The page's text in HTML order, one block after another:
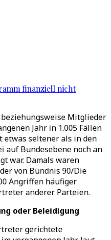
finanziell nicht
Mitglieder
Jahr in 1.005 Fällen
etwas seltener als in den
auf Bundesebene noch an
war. Damals waren
von Bündnis 90/Die
Angriffen häufiger
anderer Parteien.
oder Beleidigung
gerichtete